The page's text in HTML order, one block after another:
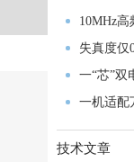
流检测芯片
10MHz
GaN芯片，
失真度仅
低失真4PST
一“芯”双
片，简化
一机适配
源，赋能高
技术文章